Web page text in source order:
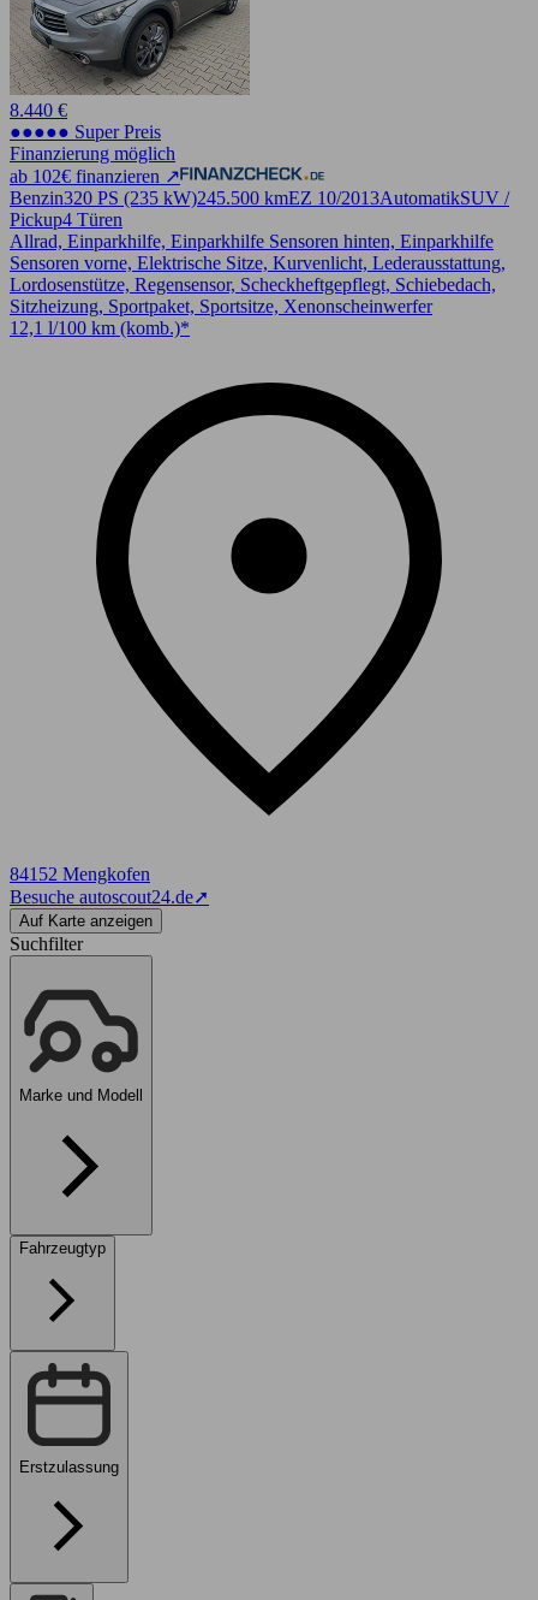
8.440 €
●●●●● Super Preis
Finanzierung möglich
ab 102€ finanzieren ↗
Benzin320 PS (235 kW)245.500 kmEZ 10/2013AutomatikSUV /
Pickup4 Türen
Allrad, Einparkhilfe, Einparkhilfe Sensoren hinten, Einparkhilfe
Sensoren vorne, Elektrische Sitze, Kurvenlicht, Lederausstattung,
Lordosenstütze, Regensensor, Scheckheftgepflegt, Schiebedach,
Sitzheizung, Sportpaket, Sportsitze, Xenonscheinwerfer
12,1 l/100 km (komb.)*
84152 Mengkofen
Besuche autoscout24.de➚
Auf Karte anzeigen
Suchfilter
Marke und Modell
Fahrzeugtyp
Erstzulassung